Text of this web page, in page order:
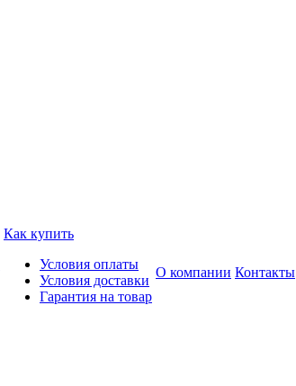
Как купить
Условия оплаты
Условия доставки
Гарантия на товар
О компании Контакты